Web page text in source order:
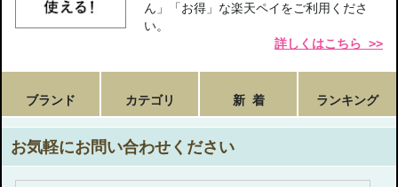
ん」「お得」な楽天ペイをご利用くださ
い。
詳しくはこちら >>
ブランド カテゴリ 新 着 ランキング
お気軽にお問い合わせください